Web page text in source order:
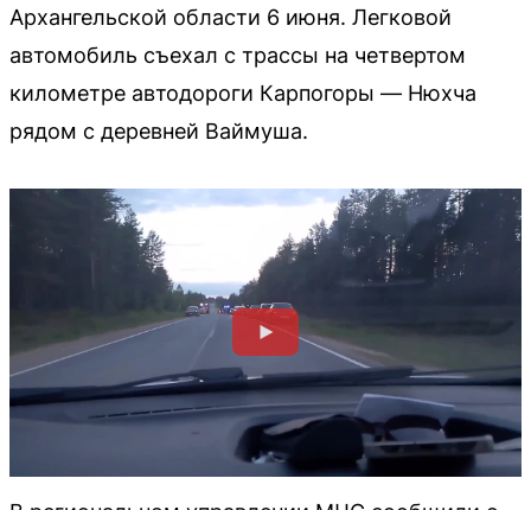
Архангельской области 6 июня. Легковой
автомобиль съехал с трассы на четвертом
километре автодороги Карпогоры — Нюхча
рядом с деревней Ваймуша.